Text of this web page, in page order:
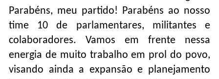
Parabéns, meu partido! Parabéns ao nosso
time 10 de parlamentares, militantes e
colaboradores. Vamos em frente nessa
energia de muito trabalho em prol do povo,
visando ainda a expansão e planejamento